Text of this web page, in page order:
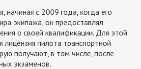
начиная с 2009 года, когда его
экипажа, он предоставлял
о своей квалификации. Для этой
лицензия пилота транспортной
получают, в том числе, после
экзаменов.